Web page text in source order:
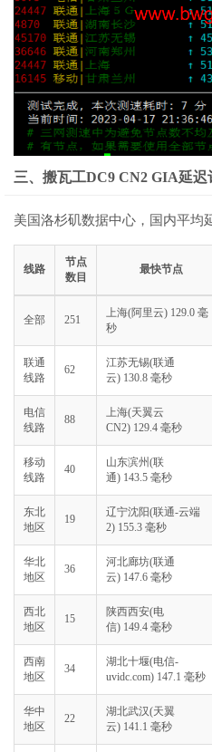
三、搬瓦工DC9 CN2 GIA延迟
美国洛杉矶数据中心，国内平均
线路
节点
数目
最快节点
全部 251
上海(阿里云) 129.0 毫
秒
联通
线路
62
江苏无锡(联通
云) 130.8 毫秒
电信
线路
88
上海(天翼云
CN2) 129.4 毫秒
移动
线路
40
山东滨州(联
通) 143.5 毫秒
东北
地区
19
辽宁沈阳(联通-云端
2) 155.3 毫秒
华北
地区
36
河北廊坊(联通
云) 147.6 毫秒
西北
地区
15
陕西西安(电
信) 149.4 毫秒
西南
地区
34
湖北十堰(电信-
uvidc.com) 147.1 毫秒
华中
地区
22
湖北武汉(天翼
云) 141.1 毫秒